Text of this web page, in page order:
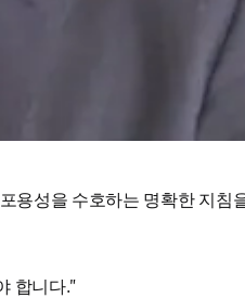
성을 수호하는 명확한 지
합니다."